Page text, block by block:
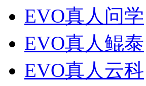
EVO真人问学
EVO真人鲲泰
EVO真人云科